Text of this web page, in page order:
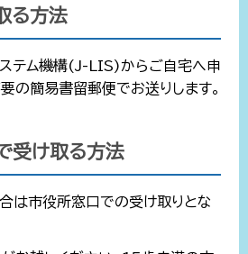
る方法
テム機構(J-LIS)からご自宅へ申
の簡易書留郵便でお送りします。
受け取る方法
は市役所窓口での受け取りとな